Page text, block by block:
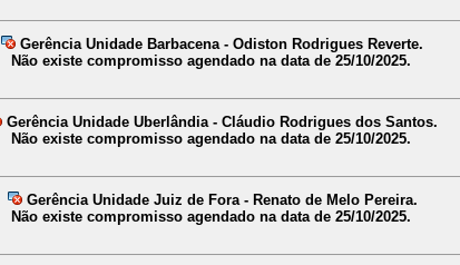
Gerência Unidade Barbacena - Odiston Rodrigues Reverte.
Não existe compromisso agendado na data de 25/10/2025.
Gerência Unidade Uberlândia - Cláudio Rodrigues dos Santos.
Não existe compromisso agendado na data de 25/10/2025.
Gerência Unidade Juiz de Fora - Renato de Melo Pereira.
Não existe compromisso agendado na data de 25/10/2025.